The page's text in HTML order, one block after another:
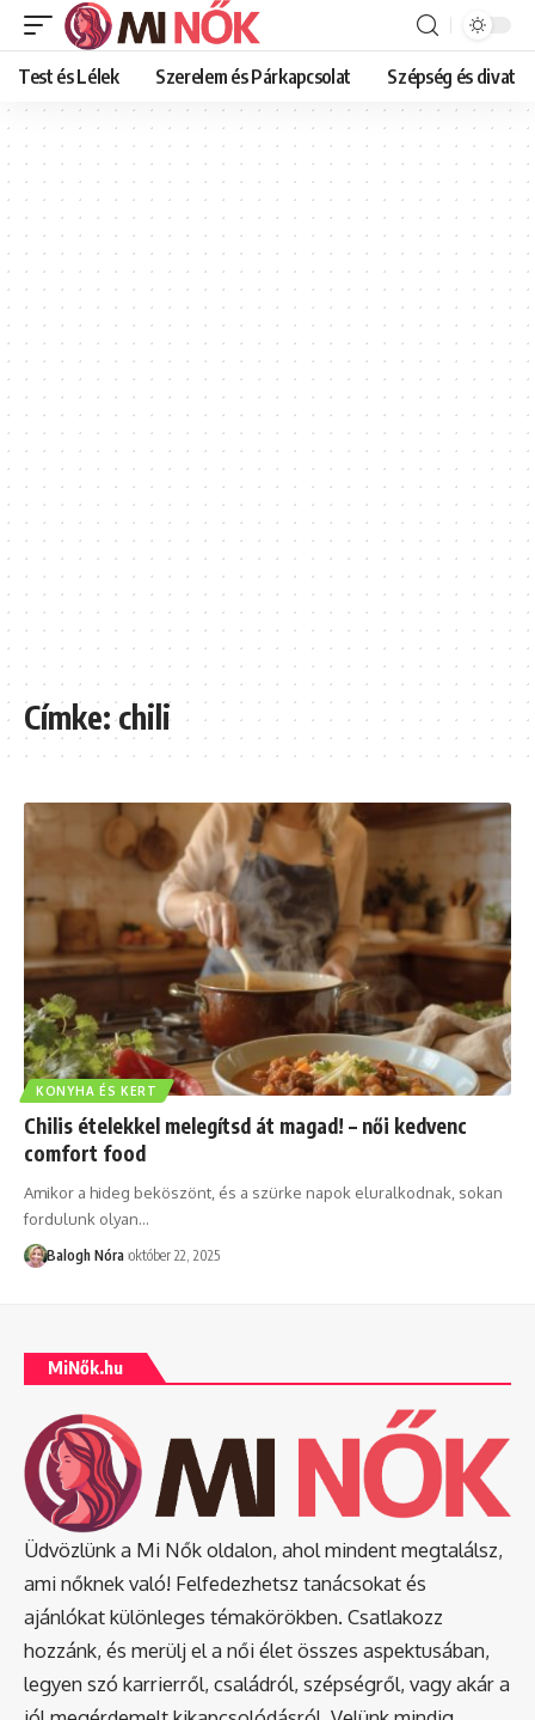
Test és Lélek Szerelem és Párkapcsolat Szépség és divat
Címke:chili
KONYHA ÉS KERT
Chilis ételekkel melegítsd át magad! – női kedvenc
comfort food
Amikor a hideg beköszönt, és a szürke napok eluralkodnak, sokan
fordulunk olyan…
Balogh Nóra október 22, 2025
MiNők.hu
Üdvözlünk a Mi Nők oldalon, ahol mindent megtalálsz,
ami nőknek való! Felfedezhetsz tanácsokat és
ajánlókat különleges témakörökben. Csatlakozz
hozzánk, és merülj el a női élet összes aspektusában,
legyen szó karrierről, családról, szépségről, vagy akár a